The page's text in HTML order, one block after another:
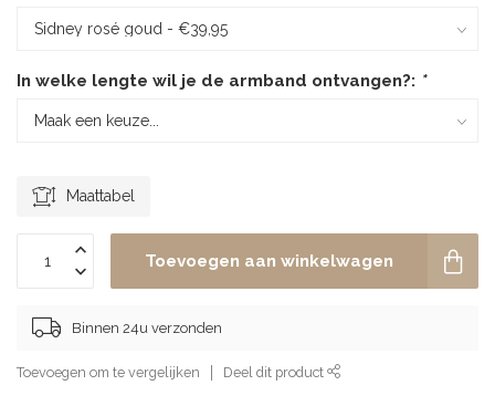
In welke lengte wil je de armband ontvangen?: *
Maattabel
Toevoegen aan winkelwagen
Binnen 24u verzonden
Toevoegen om te vergelijken Deel dit product